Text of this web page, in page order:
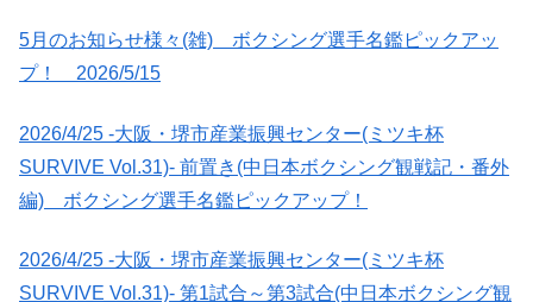
5月のお知らせ様々(雑) ボクシング選手名鑑ピックアッ
プ！ 2026/5/15
2026/4/25 -大阪・堺市産業振興センター(ミツキ杯
SURVIVE Vol.31)- 前置き(中日本ボクシング観戦記・番外
編) ボクシング選手名鑑ピックアップ！
2026/4/25 -大阪・堺市産業振興センター(ミツキ杯
SURVIVE Vol.31)- 第1試合～第3試合(中日本ボクシング観